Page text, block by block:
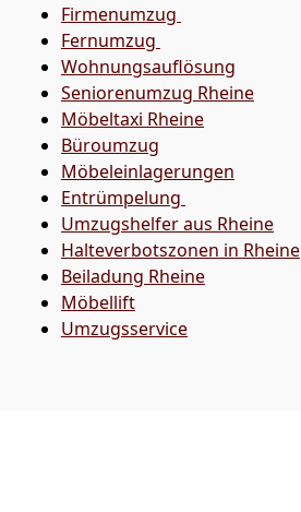
Firmenumzug
Fernumzug
Wohnungsauflösung
Seniorenumzug Rheine
Möbeltaxi Rheine
Büroumzug
Möbeleinlagerungen
Entrümpelung
Umzugshelfer aus Rheine
Halteverbotszonen in Rheine
Beiladung Rheine
Möbellift
Umzugsservice